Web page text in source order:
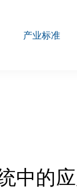
产业标准
中的